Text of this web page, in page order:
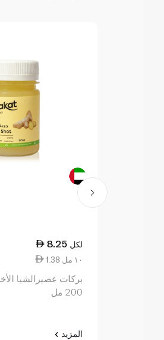
8.25 لكل
1.38 ١٠ مل
بركات عصيرالشيا
200 مل
المزيد